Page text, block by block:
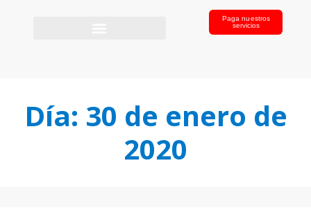
Paga nuestros
servicios
Día: 30 de enero de
2020